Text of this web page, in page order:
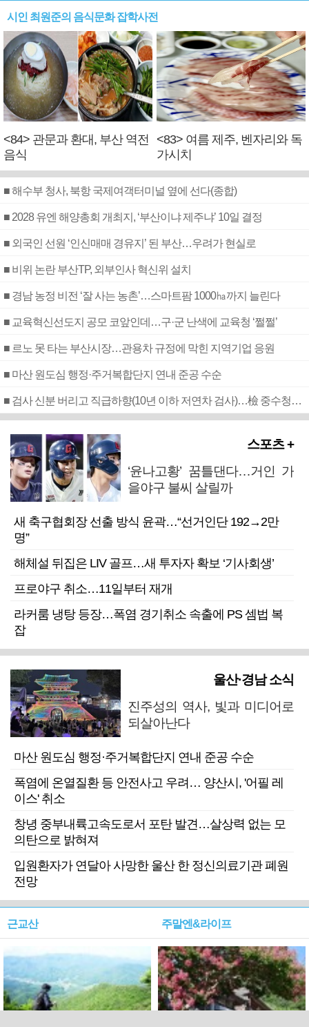
시인 최원준의 음식문화 잡학사전
<84> 관문과 환대, 부산 역전
음식
<83> 여름 제주, 벤자리와 독
가시치
■ 해수부 청사, 북항 국제여객터미널 옆에 선다(종합)
■ 2028 유엔 해양총회 개최지, ‘부산이냐 제주냐’ 10일 결정
■ 외국인 선원 ‘인신매매 경유지’ 된 부산…우려가 현실로
■ 비위 논란 부산TP, 외부인사 혁신위 설치
■ 경남 농정 비전 ‘잘 사는 농촌’…스마트팜 1000㏊까지 늘린다
■ 교육혁신선도지 공모 코앞인데…구·군 난색에 교육청 ‘쩔쩔’
■ 르노 못 타는 부산시장…관용차 규정에 막힌 지역기업 응원
■ 마산 원도심 행정·주거복합단지 연내 준공 수순
■ 검사 신분 버리고 직급하향(10년 이하 저연차 검사)…檢 중수청행 기피
스포츠 +
‘윤나고황’ 꿈틀댄다…거인 가
을야구 불씨 살릴까
새 축구협회장 선출 방식 윤곽…“선거인단 192→2만
명”
해체설 뒤집은 LIV 골프…새 투자자 확보 ‘기사회생’
프로야구 취소…11일부터 재개
라커룸 냉탕 등장…폭염 경기취소 속출에 PS 셈법 복
잡
울산·경남 소식
진주성의 역사, 빛과 미디어로
되살아난다
마산 원도심 행정·주거복합단지 연내 준공 수순
폭염에 온열질환 등 안전사고 우려… 양산시, '어필 레
이스' 취소
창녕 중부내륙고속도로서 포탄 발견…살상력 없는 모
의탄으로 밝혀져
입원환자가 연달아 사망한 울산 한 정신의료기관 폐원
전망
근교산 주말엔&라이프